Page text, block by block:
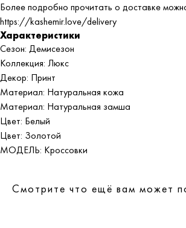
Более подробно прочитать о доставке
https://kashemir.love/delivery
Характеристики
Сезон: Демисезон
Коллекция: Люкс
Декор: Принт
Материал: Натуральная кожа
Материал: Натуральная замша
Цвет: Белый
Цвет: Золотой
МОДЕЛЬ: Кроссовки
Смотрите что ещё вам может